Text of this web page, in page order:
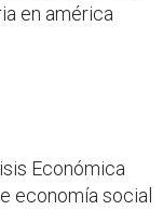
en américa
Económica
economía social